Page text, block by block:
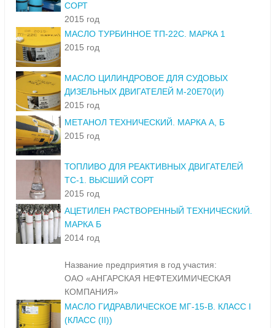
СОРТ
2015 год
МАСЛО ТУРБИННОЕ ТП-22С. МАРКА 1
2015 год
МАСЛО ЦИЛИНДРОВОЕ ДЛЯ СУДОВЫХ
ДИЗЕЛЬНЫХ ДВИГАТЕЛЕЙ М-20Е70(И)
2015 год
МЕТАНОЛ ТЕХНИЧЕСКИЙ. МАРКА А, Б
2015 год
ТОПЛИВО ДЛЯ РЕАКТИВНЫХ ДВИГАТЕЛЕЙ
ТС-1. ВЫСШИЙ СОРТ
2015 год
АЦЕТИЛЕН РАСТВОРЕННЫЙ ТЕХНИЧЕСКИЙ.
МАРКА Б
2014 год
Название предприятия в год участия:
ОАО «АНГАРСКАЯ НЕФТЕХИМИЧЕСКАЯ
КОМПАНИЯ»
МАСЛО ГИДРАВЛИЧЕСКОЕ МГ-15-В. КЛАСС I
(КЛАСС (II))